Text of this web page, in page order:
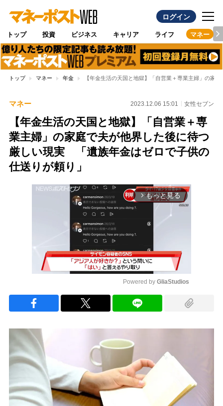
ログイン
トップ 投資 ビジネス キャリア ライフ マネー
トップ マネー 年金 【年金生活の天国と地獄】「自営業＋専業主婦」の家
マネー 2023.12.06 15:01 女性セブン
【年金生活の天国と地獄】「自営業＋専
業主婦」の家庭で夫が他界した後に待つ
厳しい現実 「遺族年金はゼロで子供の
仕送りが頼り」
arrow_forward_ios もっと見る
Powered by GliaStudios